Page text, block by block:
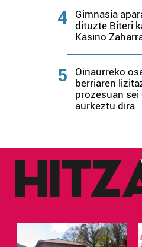
4
Gimnasia
dituzte Biteri
Kasino
5
Oinaurreko
berriaren
prozesuan sei
aurkeztu dira